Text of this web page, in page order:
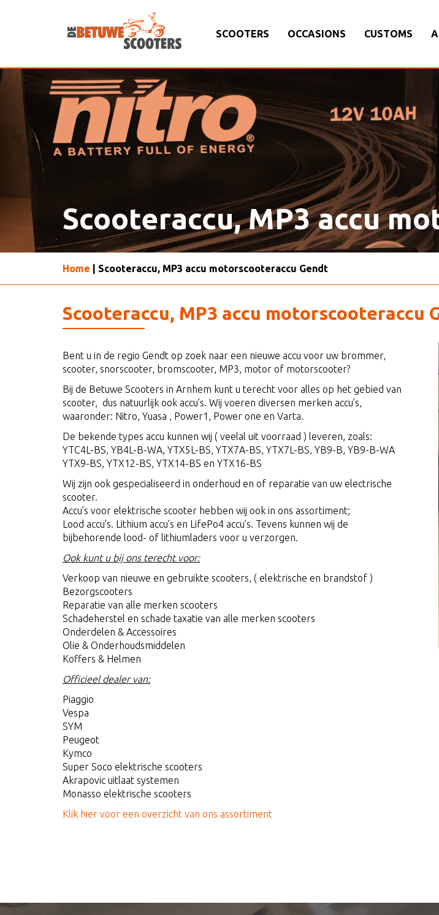
SCOOTERS OCCASIONS CUSTOMS
Scooteraccu, MP3 accu
Home | Scooteraccu, MP3 accu motorscooteraccu Gendt
Scooteraccu, MP3 accu motorscooteraccu
Bent u in de regio Gendt op zoek naar een nieuwe accu voor uw brommer,
scooter, snorscooter, bromscooter, MP3, motor of motorscooter?
Bij de Betuwe Scooters in Arnhem kunt u terecht voor alles op het gebied van
scooter, dus natuurlijk ook accu’s. Wij voeren diversen merken accu’s,
waaronder: Nitro, Yuasa , Power1, Power one en Varta.
De bekende types accu kunnen wij ( veelal uit voorraad ) leveren, zoals:
YTC4L-BS, YB4L-B-WA, YTX5L-BS, YTX7A-BS, YTX7L-BS, YB9-B, YB9-B-WA
YTX9-BS, YTX12-BS, YTX14-BS en YTX16-BS
Wij zijn ook gespecialiseerd in onderhoud en of reparatie van uw electrische
scooter.
Accu’s voor elektrische scooter hebben wij ook in ons assortiment;
Lood accu’s. Lithium accu’s en LifePo4 accu’s. Tevens kunnen wij de
bijbehorende lood- of lithiumladers voor u verzorgen.
Ook kunt u bij ons terecht voor:
Verkoop van nieuwe en gebruikte scooters, ( elektrische en brandstof )
Bezorgscooters
Reparatie van alle merken scooters
Schadeherstel en schade taxatie van alle merken scooters
Onderdelen & Accessoires
Olie & Onderhoudsmiddelen
Koffers & Helmen
Officieel dealer van:
Piaggio
Vespa
SYM
Peugeot
Kymco
Super Soco elektrische scooters
Akrapovic uitlaat systemen
Monasso elektrische scooters
Klik hier voor een overzicht van ons assortiment